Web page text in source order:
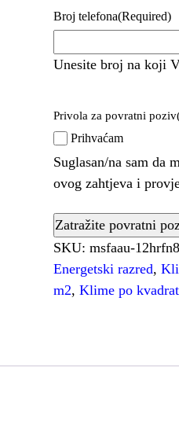
Broj telefona(Required)
Unesite broj na koji
Privola za povratni poziv
Prihvaćam
Suglasan/na sam da
ovog zahtjeva i
SKU:msfaau-
Energetski razred,
m2,Klime po